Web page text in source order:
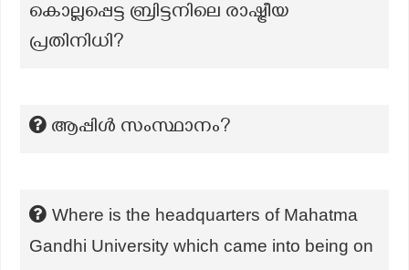
കൊല്ലപ്പെട്ട ബ്രിട്ടനിലെ രാഷ്ട്രീയ
പ്രതിനിധി?
ആപ്പിൾ സംസ്ഥാനം?
Where is the headquarters of Mahatma
Gandhi University which came into being on